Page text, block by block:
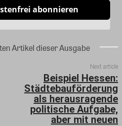
abonnieren
Artikel dieser Ausgabe
Next article
Beispiel Hessen:
Städtebauförderung
als herausragende
politische Aufgabe,
aber mit neuen